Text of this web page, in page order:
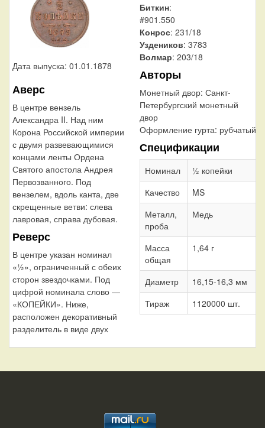
Дата выпуска: 01.01.1878
Аверс
В центре вензель
Александра II. Над ним
Корона Российской империи
с двумя развевающимися
концами ленты Ордена
Святого апостола Андрея
Первозванного. Под
вензелем, вдоль канта, две
скрещенные ветви: слева
лавровая, справа дубовая.
Реверс
В центре указан номинал
«½», ограниченный с обеих
сторон звездочками. Под
цифрой номинала слово —
«КОПЕЙКИ». Ниже,
расположен декоративный
разделитель в виде двух
Биткин:
#901.550
Конрос: 231/18
Уздеников: 3783
Волмар: 203/18
Авторы
Монетный двор: Санкт-
Петербургский монетный
двор
Оформление гурта: рубчатый
Спецификации
Номинал
½ копейки
Качество
MS
Металл,
проба
Медь
Масса
общая
1,64 г
Диаметр
16,15-16,3 мм
Тираж
1120000 шт.